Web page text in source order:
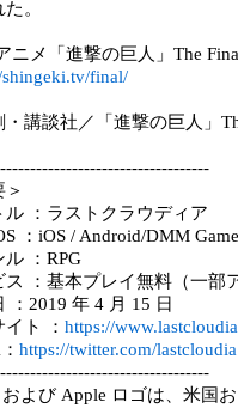
。
ニメ「進撃の巨人」The
shingeki.tv/final/
・講談社／「進撃の巨人」
＞
ル ：ラストクラウディア
：iOS / Android/DMM
ル ：RPG
ス ：基本プレイ無料（一部
：2019 年 4 月 15 日
ト ： https://
https://twitter.com/lastcloudia
および Apple ロゴは、米国